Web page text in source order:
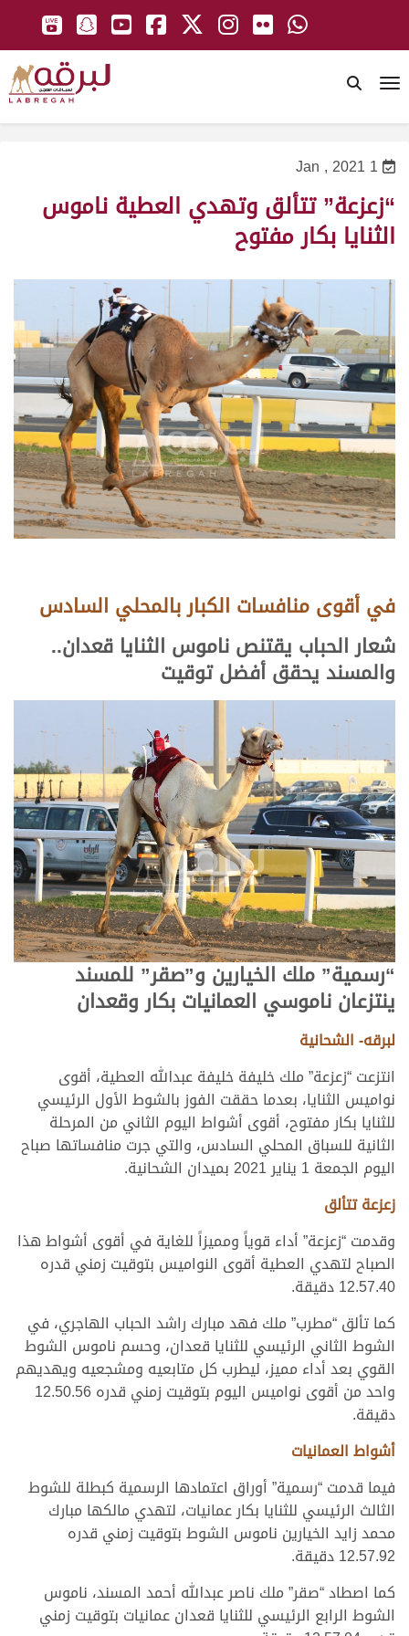
1 Jan , 2021
“زعزعة” تتألق وتهدي العطية ناموس
الثنايا بكار مفتوح
في أقوى منافسات الكبار بالمحلي السادس
شعار الحباب يقتنص ناموس الثنايا قعدان..
والمسند يحقق أفضل توقيت
“رسمية” ملك الخيارين و”صقر” للمسند
ينتزعان ناموسي العمانيات بكار وقعدان
لبرقه- الشحانية
انتزعت “زعزعة” ملك خليفة خليفة عبدالله العطية، أقوى
نواميس الثنايا، بعدما حققت الفوز بالشوط الأول الرئيسي
للثنايا بكار مفتوح، أقوى أشواط اليوم الثاني من المرحلة
الثانية للسباق المحلي السادس، والتي جرت منافساتها صباح
اليوم الجمعة 1 يناير 2021 بميدان الشحانية.
زعزعة تتألق
وقدمت “زعزعة” أداء قوياً ومميزاً للغاية في أقوى أشواط هذا
الصباح لتهدي العطية أقوى النواميس بتوقيت زمني قدره
12.57.40 دقيقة.
كما تألق “مطرب” ملك فهد مبارك راشد الحباب الهاجري، في
الشوط الثاني الرئيسي للثنايا قعدان، وحسم ناموس الشوط
القوي بعد أداء مميز، ليطرب كل متابعيه ومشجعيه ويهديهم
واحد من أقوى نواميس اليوم بتوقيت زمني قدره 12.50.56
دقيقة.
أشواط العمانيات
فيما قدمت “رسمية” أوراق اعتمادها الرسمية كبطلة للشوط
الثالث الرئيسي للثنايا بكار عمانيات، لتهدي مالكها مبارك
محمد زايد الخيارين ناموس الشوط بتوقيت زمني قدره
12.57.92 دقيقة.
كما اصطاد “صقر” ملك ناصر عبدالله أحمد المسند، ناموس
الشوط الرابع الرئيسي للثنايا قعدان عمانيات بتوقيت زمني